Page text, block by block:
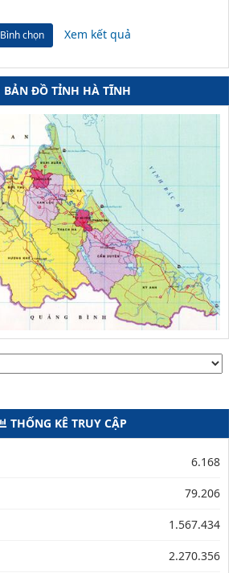
Bình chọn Xem kết quả
BẢN ĐỒ TỈNH HÀ TĨNH
THỐNG KÊ TRUY CẬP
6.168
79.206
1.567.434
2.270.356